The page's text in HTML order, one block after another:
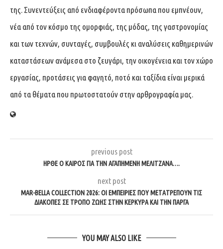
της. Συνεντεύξεις από ενδιαφέροντα πρόσωπα που εμπνέουν,
νέα από τον κόσμο της ομορφιάς, της μόδας, της γαστρονομίας
και των τεχνών, συνταγές, συμβουλές κι αναλύσεις καθημερινών
καταστάσεων ανάμεσα στο ζευγάρι, την οικογένεια και τον χώρο
εργασίας, προτάσεις για φαγητό, ποτό και ταξίδια είναι μερικά
από τα θέματα που πρωτοστατούν στην αρθρογραφία μας.
previous post
ΉΡΘΕ Ο ΚΑΙΡΌΣ ΓΙΑ ΤΗΝ ΑΓΑΠΗΜΈΝΗ ΜΕΛΙΤΖΆΝΑ….
next post
MAR-BELLA COLLECTION 2026: ΟΙ ΕΜΠΕΙΡΊΕΣ ΠΟΥ ΜΕΤΑΤΡΈΠΟΥΝ ΤΙΣ
ΔΙΑΚΟΠΈΣ ΣΕ ΤΡΌΠΟ ΖΩΉΣ ΣΤΗΝ ΚΈΡΚΥΡΑ ΚΑΙ ΤΗΝ ΠΆΡΓΑ
YOU MAY ALSO LIKE